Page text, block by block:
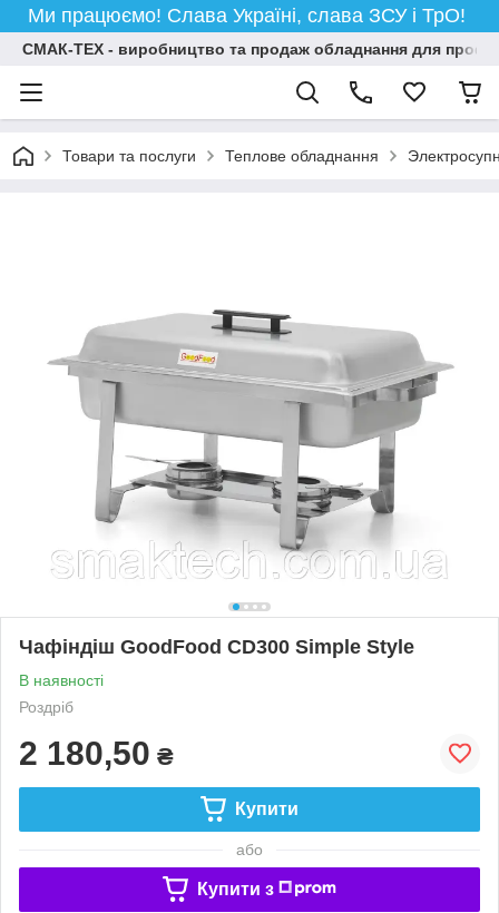
Ми працюємо! Слава Україні, слава ЗСУ і ТрО!
СМАК-ТЕХ - виробництво та продаж обладнання для
Товари та послуги Теплове обладнання
Чафіндіш GoodFood CD300 Simple Style
В наявності
Роздріб
2 180,50 ₴
Купити
або
Купити з